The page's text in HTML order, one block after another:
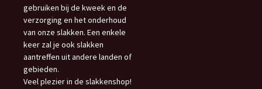
gebruiken bij de kweek en de
verzorging en het onderhoud
van onze slakken. Een enkele
keer zal je ook slakken
aantreffen uit andere landen of
gebieden.
Veel plezier in de slakkenshop!